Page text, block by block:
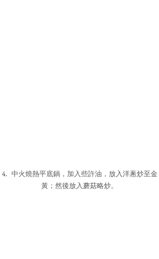
4.  中火燒熱平底鍋，加入些許油，放入洋蔥炒至金
黃；然後放入蘑菇略炒。